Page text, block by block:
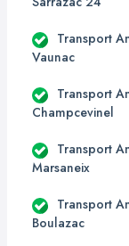
Transport
Vaunac
Transport
Champcevinel
Transport
Marsaneix
Transport
Boulazac